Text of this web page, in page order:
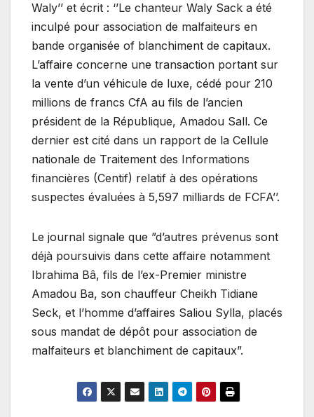
Waly’’ et écrit : ‘’Le chanteur Waly Sack a été
inculpé pour association de malfaiteurs en
bande organisée of blanchiment de capitaux.
L’affaire concerne une transaction portant sur
la vente d’un véhicule de luxe, cédé pour 210
millions de francs CfA au fils de l’ancien
président de la République, Amadou Sall. Ce
dernier est cité dans un rapport de la Cellule
nationale de Traitement des Informations
financières (Centif) relatif à des opérations
suspectes évaluées à 5,597 milliards de FCFA’’.
Le journal signale que ”d’autres prévenus sont
déjà poursuivis dans cette affaire notamment
Ibrahima Bâ, fils de l’ex-Premier ministre
Amadou Ba, son chauffeur Cheikh Tidiane
Seck, et l’homme d’affaires Saliou Sylla, placés
sous mandat de dépôt pour association de
malfaiteurs et blanchiment de capitaux”.